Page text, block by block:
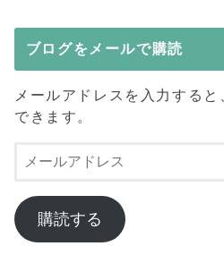
ブログをメールで購読
メールアドレスを入力する
できます。
ル
ア
ド
購読する